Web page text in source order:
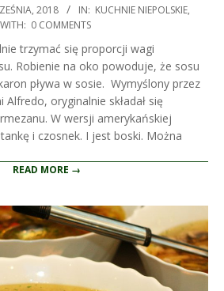
2018 IN: KUCHNIE NIEPOLSKIE,
WITH: 0 COMMENTS
trzymać się proporcji wagi
Robienie na oko powoduje, że sosu
pływa w sosie. Wymyślony przez
Alfredo, oryginalnie składał się
W wersji amerykańskiej
i czosnek. I jest boski. Można
READ MORE →